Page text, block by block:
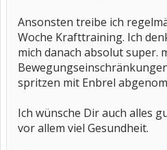
Ansonsten treibe ich
Woche Krafttraining. Ich
mich danach absolut super.
spritzen mit Enbrel
Ich wünsche Dir auch alles
vor allem viel Gesundheit.